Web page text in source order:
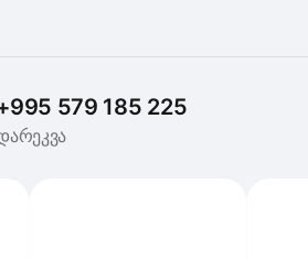
579 185 225